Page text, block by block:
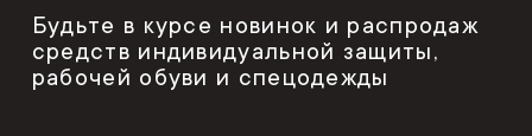
Будьте в курсе новинок и распродаж
средств индивидуальной защиты,
рабочей обуви и спецодежды